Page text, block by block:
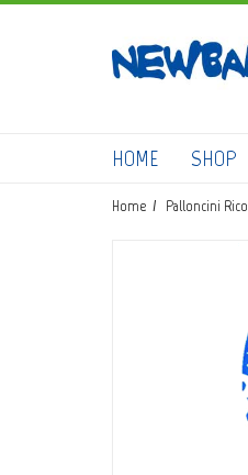
HOME SHOP
Home Palloncini